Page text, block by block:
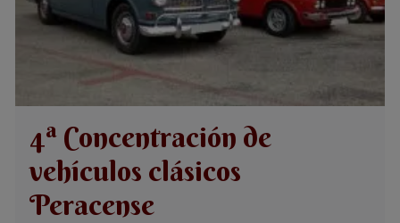
4ª Concentración de
vehículos clásicos
Peracense